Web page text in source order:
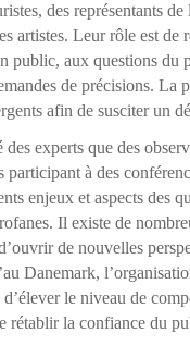
des représentants
artistes. Leur rôle est de
public, aux questions du
de précisions. La
afin de susciter un
experts que des
à des
enjeux et aspects des
Il existe de
de nouvelles
Danemark,
le niveau de
rétablir la confiance du